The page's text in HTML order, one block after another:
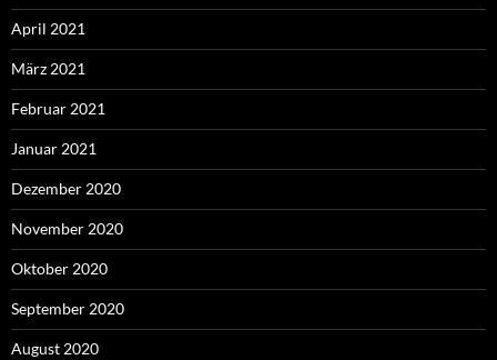
April 2021
März 2021
Februar 2021
Januar 2021
Dezember 2020
November 2020
Oktober 2020
September 2020
August 2020